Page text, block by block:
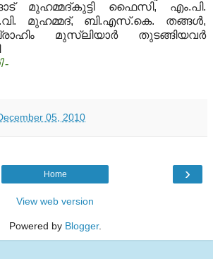
മുഹമ്മദ്കുട്ടി ഫൈസി, എം.പി.
മുഹമ്മദ്, ബി.എസ്.കെ. തങ്ങള്‍,
മുസ്‌ലിയാര്‍ തുടങ്ങിയവര്‍
-
05, 2010
›
Home
View web version
Powered by Blogger.